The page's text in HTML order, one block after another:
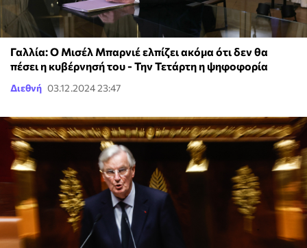
Γαλλία: Ο Μισέλ Μπαρνιέ ελπίζει ακόμα ότι δεν θα
πέσει η κυβέρνησή του - Την Τετάρτη η ψηφοφορία
Διεθνή 03.12.2024 23:47